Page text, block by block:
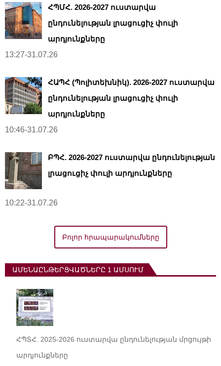
ՀՊՄՀ. 2026-2027 ուստարվա
ընդունելության լրացուցիչ փուլի
արդյունքները
13:27-31.07.26
ՀԱՊՀ (Պոլիտեխնիկ). 2026-2027 ուստարվա
ընդունելության լրացուցիչ փուլի
արդյունքները
10:46-31.07.26
ԲՊՀ. 2026-2027 ուստարվա ընդունելության
լրացուցիչ փուլի արդյունքները
10:22-31.07.26
Բոլոր հրապարակումները
ԱՄԵՆԱԸՆԹԵՐՑՎԱԾՆԵՐԸ 1 ԱՄՍՈՒՄ
ՀՊՏՀ. 2025-2026 ուստարվա ընդունելության մրցույթի
արդյունքները